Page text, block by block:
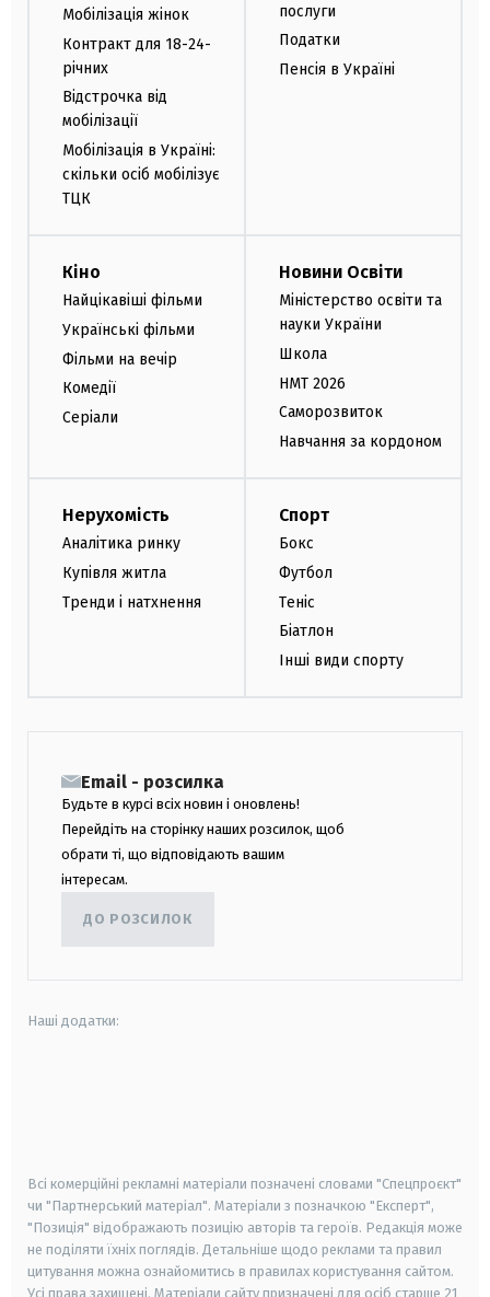
Мобілізація жінок
Контракт для 18-24-
річних
Відстрочка від
мобілізації
Мобілізація в Україні:
скільки осіб мобілізує
ТЦК
послуги
Податки
Пенсія в Україні
Кіно
Найцікавіші фільми
Українські фільми
Фільми на вечір
Комедії
Серіали
Новини Освіти
Міністерство освіти та
науки України
Школа
НМТ 2026
Саморозвиток
Навчання за кордоном
Нерухомість
Аналітика ринку
Купівля житла
Тренди і натхнення
Спорт
Бокс
Футбол
Теніс
Біатлон
Інші види спорту
Email - розсилка
Будьте в курсі всіх новин і оновлень!
Перейдіть на сторінку наших розсилок, щоб
обрати ті, що відповідають вашим
інтересам.
ДО РОЗСИЛОК
Наші додатки:
Всі комерційні рекламні матеріали позначені словами "Спецпроєкт"
чи "Партнерський матеріал". Матеріали з позначкою "Експерт",
"Позиція" відображають позицію авторів та героїв. Редакція може
не поділяти їхніх поглядів. Детальніше щодо реклами та правил
цитування можна ознайомитись в правилах користування сайтом.
Усі права захищені. Матеріали сайту призначені для осіб старше 21